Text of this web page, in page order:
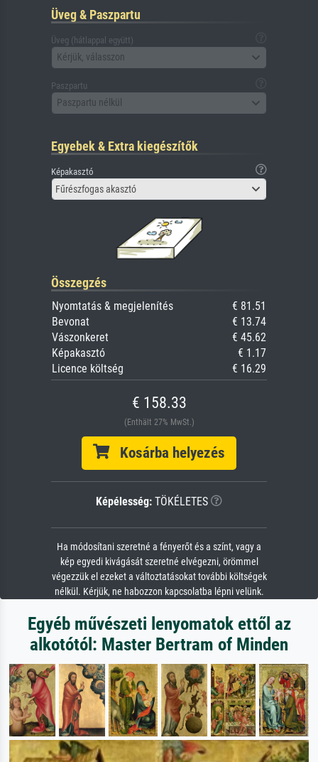
Üveg & Paszpartu
Üveg (hátlappal együtt)
Kérjük, válasszon
Paszpartu
Paszpartu nélkül
Egyebek & Extra kiegészítők
Képakasztó
Fűrészfogas akasztó
Összegzés
Nyomtatás & megjelenítés
€ 81.51
Bevonat
€ 13.74
Vászonkeret
€ 45.62
Képakasztó
€ 1.17
Licence költség
€ 16.29
€ 158.33
(Enthält 27% MwSt.)
Kosárba helyezés
Képélesség: TÖKÉLETES
Ha módosítani szeretné a fényerőt és a színt, vagy a
kép egyedi kivágását szeretné elvégezni, örömmel
végezzük el ezeket a változtatásokat további költségek
nélkül. Kérjük, ne habozzon kapcsolatba lépni velünk.
Egyéb művészeti lenyomatok ettől az
alkotótól: Master Bertram of Minden